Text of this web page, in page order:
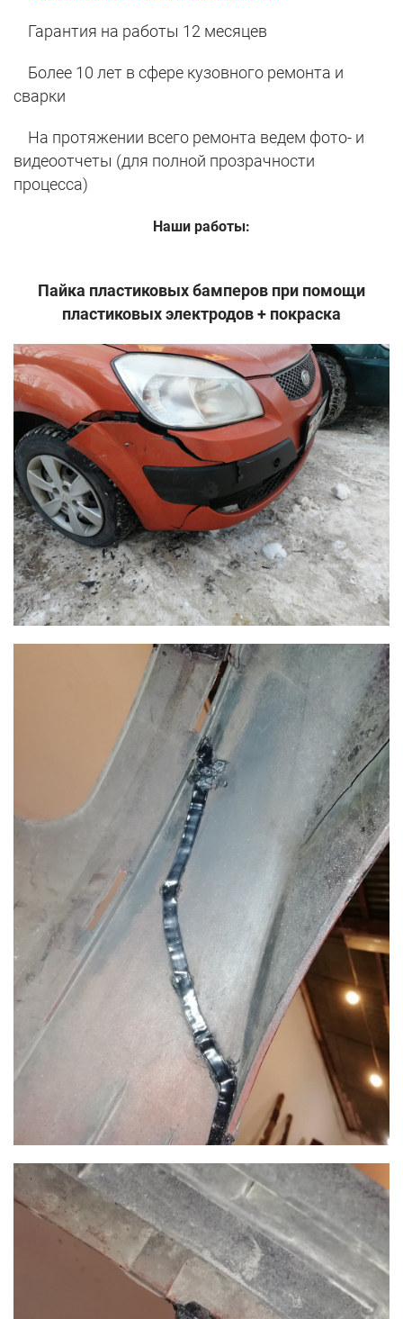
Гарантия на работы 12 месяцев
Более 10 лет в сфере кузовного ремонта и
сварки
На протяжении всего ремонта ведем фото- и
видеоотчеты (для полной прозрачности
процесса)
Наши работы:
Пайка пластиковых бамперов при помощи
пластиковых электродов + покраска